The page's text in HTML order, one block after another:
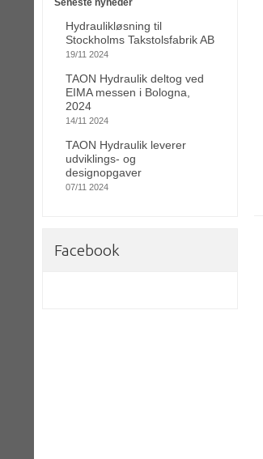
Seneste nyheder
Hydraulikløsning til
Stockholms Takstolsfabrik AB
19/11 2024
TAON Hydraulik deltog ved
EIMA messen i Bologna,
2024
14/11 2024
TAON Hydraulik leverer
udviklings- og
designopgaver
07/11 2024
Facebook